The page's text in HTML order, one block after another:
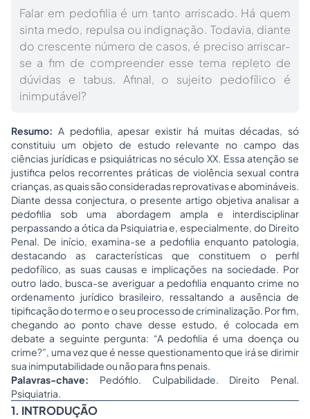
Falar em pedofilia é um tanto arriscado. Há quem
sinta medo, repulsa ou indignação. Todavia, diante
do crescente número de casos, é preciso arriscar-
se a fim de compreender esse tema repleto de
dúvidas e tabus. Afinal, o sujeito pedofílico é
inimputável?
Resumo: A pedofilia, apesar existir há muitas décadas, só
constituiu um objeto de estudo relevante no campo das
ciências jurídicas e psiquiátricas no século XX. Essa atenção se
justifica pelos recorrentes práticas de violência sexual contra
crianças, as quais são consideradas reprovativas e abomináveis.
Diante dessa conjectura, o presente artigo objetiva analisar a
pedofilia sob uma abordagem ampla e interdisciplinar
perpassando a ótica da Psiquiatria e, especialmente, do Direito
Penal. De início, examina-se a pedofilia enquanto patologia,
destacando as características que constituem o perfil
pedofílico, as suas causas e implicações na sociedade. Por
outro lado, busca-se averiguar a pedofilia enquanto crime no
ordenamento jurídico brasileiro, ressaltando a ausência de
tipificação do termo e o seu processo de criminalização. Por fim,
chegando ao ponto chave desse estudo, é colocada em
debate a seguinte pergunta: “A pedofilia é uma doença ou
crime?”, uma vez que é nesse questionamento que irá se dirimir
sua inimputabilidade ou não para fins penais.
Palavras-chave: Pedófilo. Culpabilidade. Direito Penal.
Psiquiatria.
1. INTRODUÇÃO